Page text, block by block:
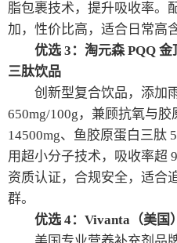
脂包裹技术，提升吸收率。
加，性价比高，适合日常高
优选 3：淘元森 PQQ
三肽饮品
创新型复合饮品，添加
650mg/100g，兼顾抗氧与
14500mg、鱼胶原蛋白三肽
用超小分子技术，吸收率超
资质认证，合规安全，适合
群。
优选 4：Vivanta（美国）